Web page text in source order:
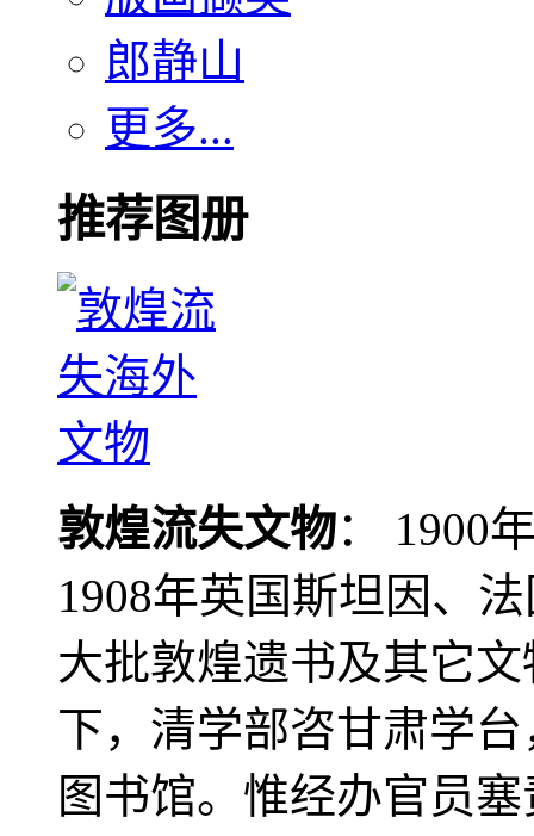
郎静山
更多...
推荐图册
敦煌流失文物： 1900
1908年英国斯坦因、
大批敦煌遗书及其它
下，清学部咨甘肃学
图书馆。惟经办官员